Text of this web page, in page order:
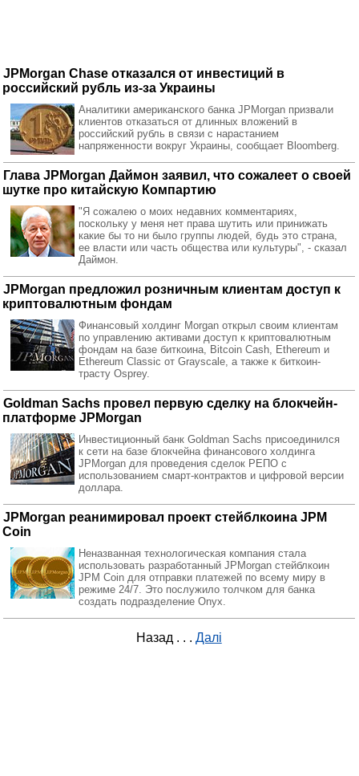
JPMorgan Chase отказался от инвестиций в
российский рубль из-за Украины
Аналитики американского банка JPMorgan призвали
клиентов отказаться от длинных вложений в
российский рубль в связи с нарастанием
напряженности вокруг Украины, сообщает Bloomberg.
Глава JPMorgan Даймон заявил, что сожалеет о своей
шутке про китайскую Компартию
"Я сожалею о моих недавних комментариях,
поскольку у меня нет права шутить или принижать
какие бы то ни было группы людей, будь это страна,
ее власти или часть общества или культуры", - сказал
Даймон.
JPMorgan предложил розничным клиентам доступ к
криптовалютным фондам
Финансовый холдинг Morgan открыл своим клиентам
по управлению активами доступ к криптовалютным
фондам на базе биткоина, Bitcoin Cash, Ethereum и
Ethereum Classic от Grayscale, а также к биткоин-
трасту Osprey.
Goldman Sachs провел первую сделку на блокчейн-
платформе JPMorgan
Инвестиционный банк Goldman Sachs присоединился
к сети на базе блокчейна финансового холдинга
JPMorgan для проведения сделок РЕПО с
использованием смарт-контрактов и цифровой версии
доллара.
JPMorgan реанимировал проект стейблкоина JPM
Coin
Неназванная технологическая компания стала
использовать разработанный JPMorgan стейблкоин
JPM Coin для отправки платежей по всему миру в
режиме 24/7. Это послужило толчком для банка
создать подразделение Onyx.
Назад . . . Далі